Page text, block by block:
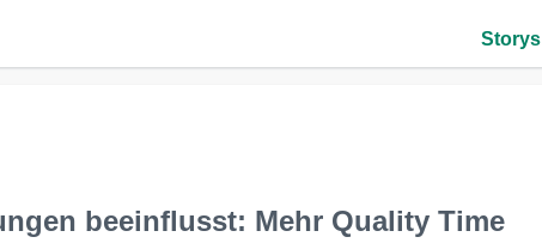
Storys
beeinflusst: Mehr Quality Time